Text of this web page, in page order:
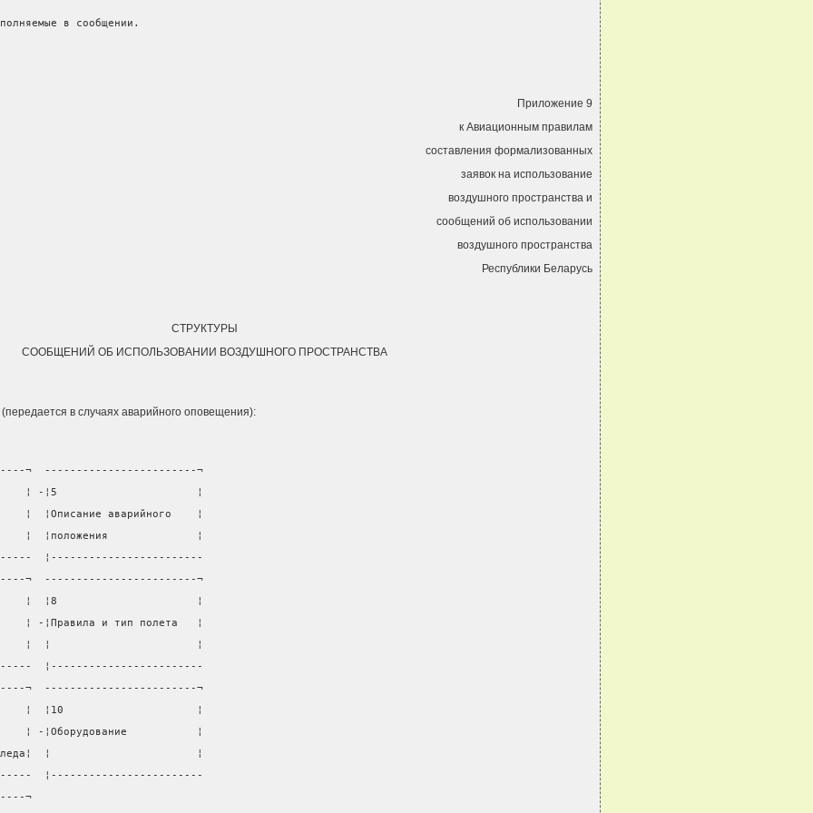
в сообщении.
Приложение 9
к Авиационным правилам
составления формализованных
заявок на использование
воздушного пространства и
сообщений об использовании
воздушного пространства
Республики Беларусь
СТРУКТУРЫ
СООБЩЕНИЙ ОБ ИСПОЛЬЗОВАНИИ ВОЗДУШНОГО ПРОСТРАНСТВА
в случаях аварийного оповещения):
¬  ------------------------¬
¦ -¦5                      ¦
¦  ¦Описание аварийного    ¦
¦  ¦положения              ¦
¦------------------------
¬  ------------------------¬
¦  ¦8                      ¦
¦ -¦Правила и тип полета   ¦
¦  ¦                       ¦
¦------------------------
¬  ------------------------¬
¦  ¦10                     ¦
¦ -¦Оборудование           ¦
¦                       ¦
¦------------------------
¬